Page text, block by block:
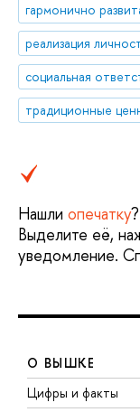
гармонично
реализация
социальная
традиционные
Нашли опечатку?
Выделите её,
уведомление.
О ВЫШКЕ
Цифры и факты